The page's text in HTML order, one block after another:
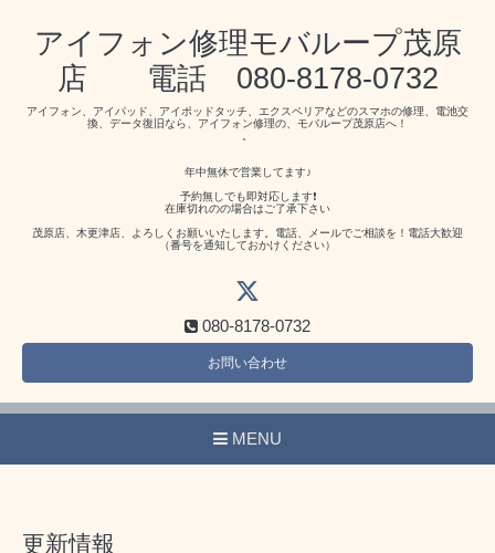
アイフォン修理モバループ茂原
店 電話 080-8178-0732
アイフォン、アイパッド、アイポッドタッチ、エクスペリアなどのスマホの修理、電池交
換、データ復旧なら、アイフォン修理の、モバループ茂原店へ！
年中無休で営業してます♪
予約無しでも即対応します❗️
在庫切れのの場合はご了承下さい
茂原店、木更津店、よろしくお願いいたします。電話、メールでご相談を！電話大歓迎
（番号を通知しておかけください）
080-8178-0732
お問い合わせ
MENU
更新情報